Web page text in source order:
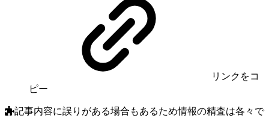
リンク をコ
ピー
記事内容に誤りがある場合もあるため情報の精査は各々で